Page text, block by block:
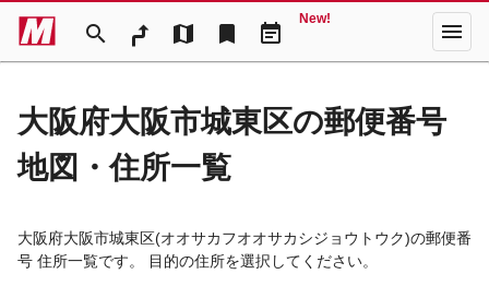
search map bookmark event_note
New! menu
大阪府大阪市城東区の郵便番号
地図・住所一覧
大阪府大阪市城東区(オオサカフオオサカシジョウトウク)の郵便番
号 住所一覧です。 目的の住所を選択してください。